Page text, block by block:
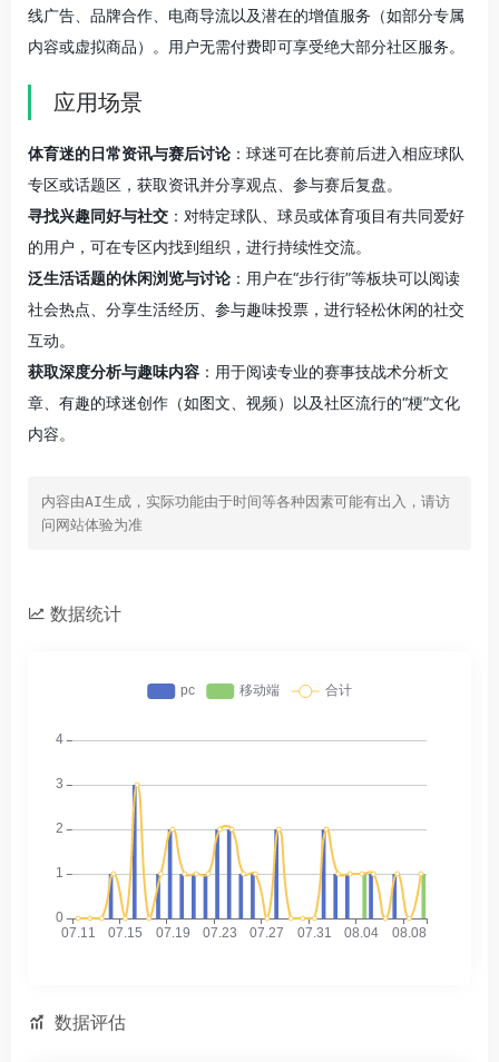
线广告、品牌合作、电商导流以及潜在的增值服务（如部分专属
内容或虚拟商品）。用户无需付费即可享受绝大部分社区服务。
应用场景
体育迷的日常资讯与赛后讨论 ：球迷可在比赛前后进入相应球队
专区或话题区，获取资讯并分享观点、参与赛后复盘。
寻找兴趣同好与社交 ：对特定球队、球员或体育项目有共同爱好
的用户，可在专区内找到组织，进行持续性交流。
泛生活话题的休闲浏览与讨论 ：用户在“步行街”等板块可以阅读
社会热点、分享生活经历、参与趣味投票，进行轻松休闲的社交
互动。
获取深度分析与趣味内容 ：用于阅读专业的赛事技战术分析文
章、有趣的球迷创作（如图文、视频）以及社区流行的“梗”文化
内容。
内容由AI生成，实际功能由于时间等各种因素可能有出入，请访
问网站体验为准
数据统计
数据评估